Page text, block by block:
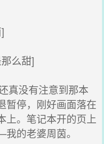
么甜]
真没有注意到那本
暂停，刚好画面落在
上。笔记本开的页上
的老婆周茵。